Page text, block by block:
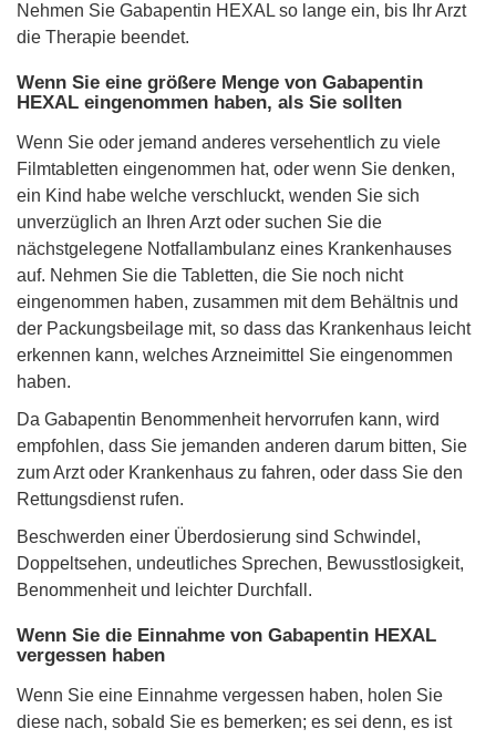
Nehmen Sie Gabapentin HEXAL so lange ein, bis Ihr Arzt
die Therapie beendet.
Wenn Sie eine größere Menge von Gabapentin
HEXAL eingenommen haben, als Sie sollten
Wenn Sie oder jemand anderes versehentlich zu viele
Filmtabletten eingenommen hat, oder wenn Sie denken,
ein Kind habe welche verschluckt, wenden Sie sich
unverzüglich an Ihren Arzt oder suchen Sie die
nächstgelegene Notfallambulanz eines Krankenhauses
auf. Nehmen Sie die Tabletten, die Sie noch nicht
eingenommen haben, zusammen mit dem Behältnis und
der Packungsbeilage mit, so dass das Krankenhaus leicht
erkennen kann, welches Arzneimittel Sie eingenommen
haben.
Da Gabapentin Benommenheit hervorrufen kann, wird
empfohlen, dass Sie jemanden anderen darum bitten, Sie
zum Arzt oder Krankenhaus zu fahren, oder dass Sie den
Rettungsdienst rufen.
Beschwerden einer Überdosierung sind Schwindel,
Doppeltsehen, undeutliches Sprechen, Bewusstlosigkeit,
Benommenheit und leichter Durchfall.
Wenn Sie die Einnahme von Gabapentin HEXAL
vergessen haben
Wenn Sie eine Einnahme vergessen haben, holen Sie
diese nach, sobald Sie es bemerken; es sei denn, es ist